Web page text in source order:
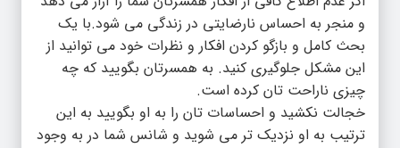
و منجر به احساس نارضایتی در زندگی می شود.با یک
بحث کامل و بازگو کردن افکار و نظرات خود می توانید از
این مشکل جلوگیری کنید. به همسرتان بگویید که چه
چیزی ناراحت تان کرده است.
خجالت نکشید و احساسات تان را به او بگویید به این
ترتیب به او نزدیک تر می شوید و شانس شما در به وجود